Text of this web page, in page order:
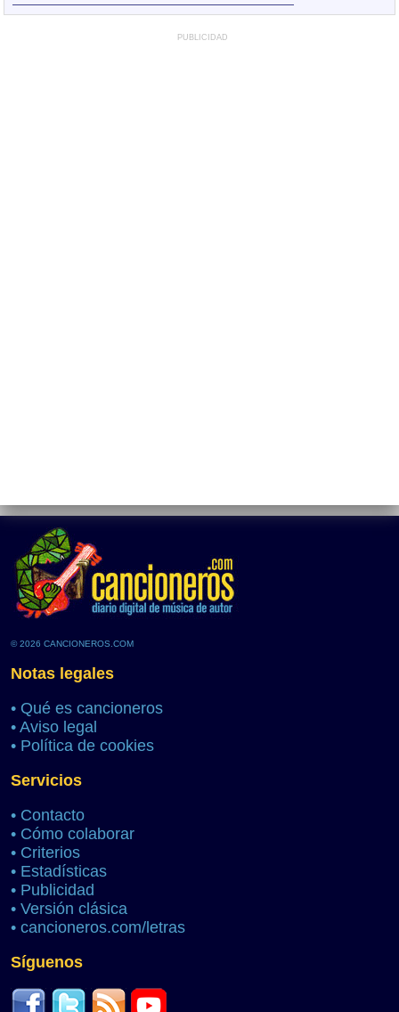
PUBLICIDAD
© 2026 CANCIONEROS.COM
Notas legales
• Qué es cancioneros
• Aviso legal
• Política de cookies
Servicios
• Contacto
• Cómo colaborar
• Criterios
• Estadísticas
• Publicidad
• Versión clásica
• cancioneros.com/letras
Síguenos